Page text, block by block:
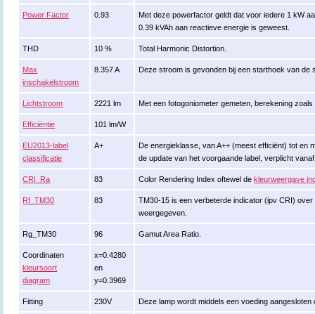
Power Factor 0.93
Met deze powerfactor geldt dat voor iedere 1 kW
0.39 kVAh aan reactieve energie is geweest.
THD 10 % Total Harmonic Distortion.
Max
inschakelstroom
8.357 A Deze stroom is gevonden bij een starthoek van de
Lichtstroom 2221 lm Met een fotogoniometer gemeten, berekening
Efficiëntie 101 lm/W
EU2013-label
classificatie
A+
De energieklasse, van A++ (meest efficiënt) tot en
de update van het voorgaande label, verplicht
CRI_Ra 83 Color Rendering Index oftewel dekleurweergave
Rf_TM30 83
TM30-15 is een verbeterde indicator (ipv CRI)
weergegeven.
Rg_TM30 96 Gamut Area Ratio.
Coordinaten
kleursoort
diagram
x=0.4280
en
y=0.3969
Fitting 230V Deze lamp wordt middels een voeding aangesloten